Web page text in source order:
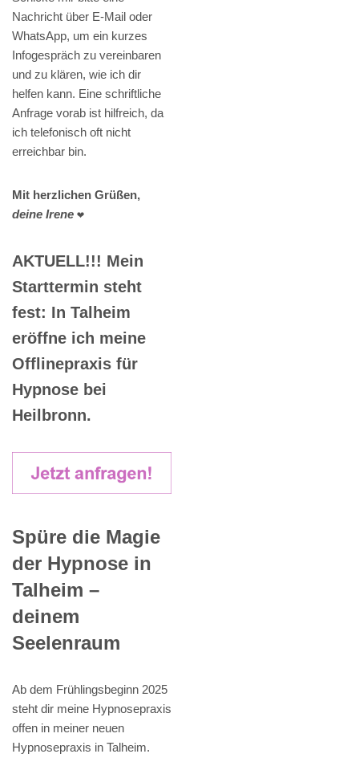
Nachricht über E-Mail oder
WhatsApp, um ein kurzes
Infogespräch zu vereinbaren
und zu klären, wie ich dir
helfen kann. Eine schriftliche
Anfrage vorab ist hilfreich, da
ich telefonisch oft nicht
erreichbar bin.
Mit herzlichen Grüßen,
deine Irene ❤️
AKTUELL!!! Mein
Starttermin steht
fest: In Talheim
eröffne ich meine
Offlinepraxis für
Hypnose bei
Heilbronn.
Spüre die Magie
der Hypnose in
Talheim –
deinem
Seelenraum
Ab dem Frühlingsbeginn 2025
steht dir meine Hypnosepraxis
offen in meiner neuen
Hypnosepraxis in Talheim.